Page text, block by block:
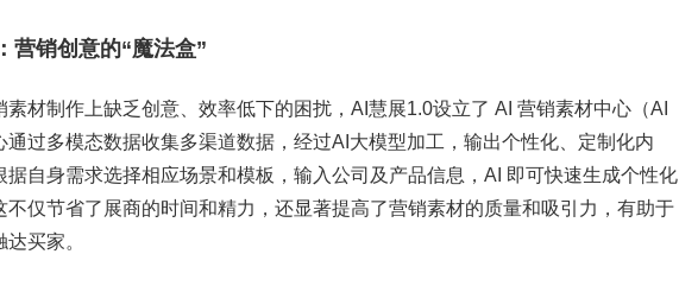
营销创意的“魔法盒”
素材制作上缺乏创意、效率低下的困扰，AI慧展1.0设立了 AI 营销素材中心（AI
通过多模态数据收集多渠道数据，经过AI大模型加工，输出个性化、定制化内
据自身需求选择相应场景和模板，输入公司及产品信息，AI 即可快速生成个性化
不仅节省了展商的时间和精力，还显著提高了营销素材的质量和吸引力，有助于
买家。